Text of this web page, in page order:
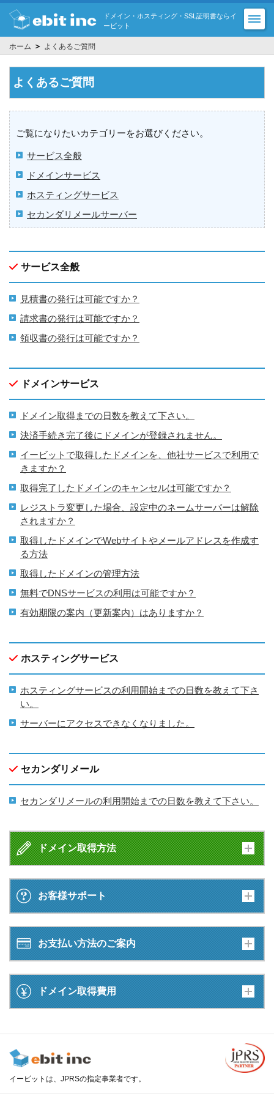
ドメイン・ホスティング・SSL証明書ならイ
ービット
ホーム ＞ よくあるご質問
よくあるご質問
ご覧になりたいカテゴリーをお選びください。
サービス全般
ドメインサービス
ホスティングサービス
セカンダリメールサーバー
サービス全般
見積書の発行は可能ですか？
請求書の発行は可能ですか？
領収書の発行は可能ですか？
ドメインサービス
ドメイン取得までの日数を教えて下さい。
決済手続き完了後にドメインが登録されません。
イービットで取得したドメインを、他社サービスで利用で
きますか？
取得完了したドメインのキャンセルは可能ですか？
レジストラ変更した場合、設定中のネームサーバーは解除
されますか？
取得したドメインでWebサイトやメールアドレスを作成す
る方法
取得したドメインの管理方法
無料でDNSサービスの利用は可能ですか？
有効期限の案内（更新案内）はありますか？
ホスティングサービス
ホスティングサービスの利用開始までの日数を教えて下さ
い。
サーバーにアクセスできなくなりました。
セカンダリメール
セカンダリメールの利用開始までの日数を教えて下さい。
ドメイン取得方法
お客様サポート
お支払い方法のご案内
ドメイン取得費用
イービットは、JPRSの指定事業者です。